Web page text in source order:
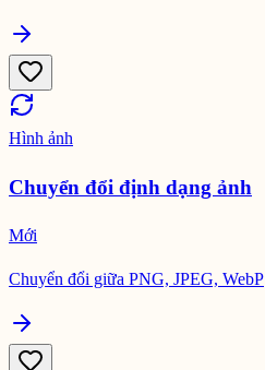
Hình ảnh
Chuyển đổi định dạng ảnh
Mới
Chuyển đổi giữa PNG, JPEG, WebP